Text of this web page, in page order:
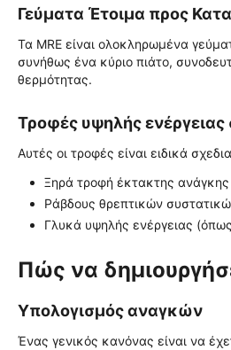
Γεύματα Έτοιμα προς
Τα MRE είναι ολοκληρωμένα
συνήθως ένα κύριο πιάτο,
θερμότητας.
Τροφές υψηλής
Αυτές οι τροφές είναι ειδικά
Ξηρά τροφή έκτακτης
Ράβδους θρεπτικών
Γλυκά υψηλής ενέργειας
Πώς να
Υπολογισμός αναγκών
Ένας γενικός κανόνας είναι να